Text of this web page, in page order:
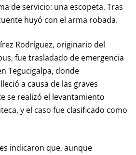
de servicio: una escopeta. Tras
huyó con el arma robada.
Rodríguez, originario del
fue trasladado de emergencia
Tegucigalpa, donde
a causa de las graves
se realizó el levantamiento
y el caso fue clasificado como
indicaron que, aunque